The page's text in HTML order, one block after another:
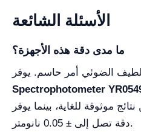
الأسئلة الشائعة
ما مدى دقة هذه الأجهزة؟
Spectrophotometer
دقة تصل إلى ± 0.05 نانومتر.